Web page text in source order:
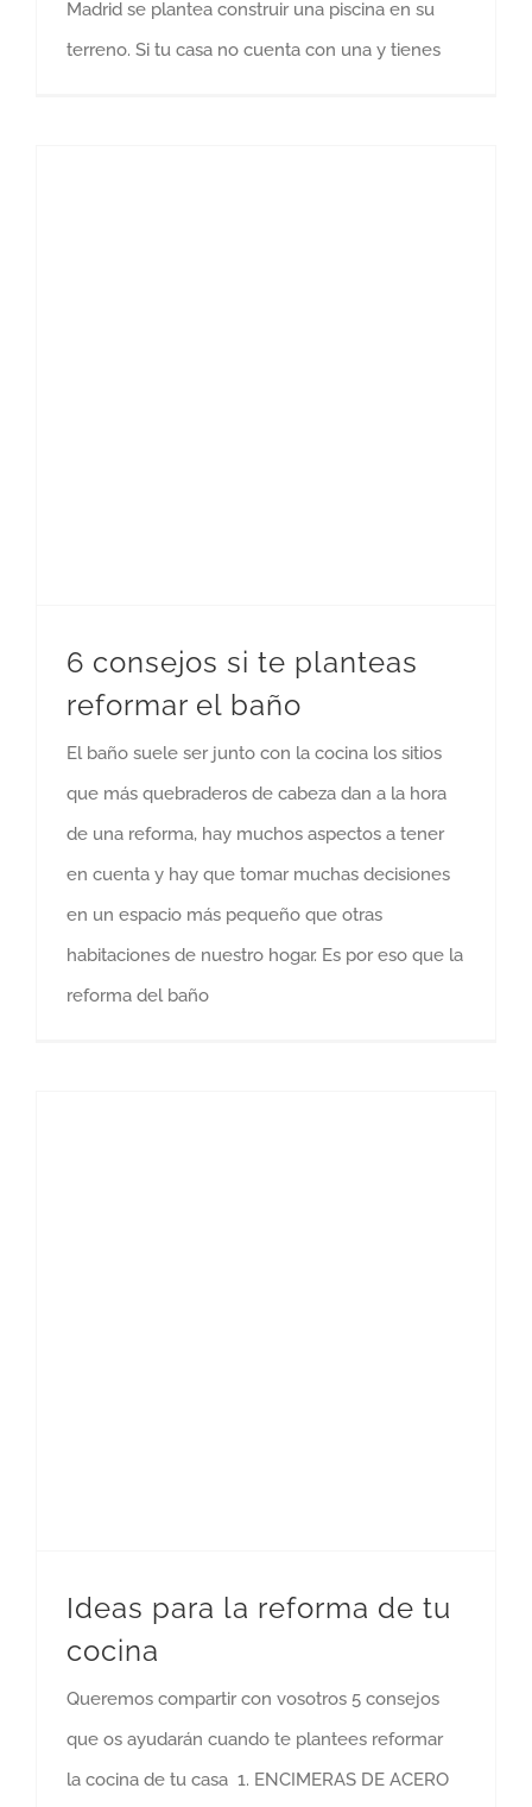
Madrid se plantea construir una piscina en su
terreno. Si tu casa no cuenta con una y tienes
6 consejos si te planteas
reformar el baño
El baño suele ser junto con la cocina los sitios
que más quebraderos de cabeza dan a la hora
de una reforma, hay muchos aspectos a tener
en cuenta y hay que tomar muchas decisiones
en un espacio más pequeño que otras
habitaciones de nuestro hogar. Es por eso que la
reforma del baño
Ideas para la reforma de tu
cocina
Queremos compartir con vosotros 5 consejos
que os ayudarán cuando te plantees reformar
la cocina de tu casa 1. ENCIMERAS DE ACERO